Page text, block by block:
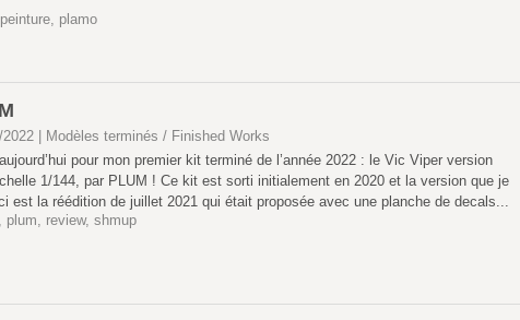
peinture, plamo
Modèles terminés / Finished Works
pour mon premier kit terminé de l’année 2022 : le Vic Viper version
1/144, par PLUM ! Ce kit est sorti initialement en 2020 et la version que je
est la réédition de juillet 2021 qui était proposée avec une planche de decals...
, plum, review, shmup